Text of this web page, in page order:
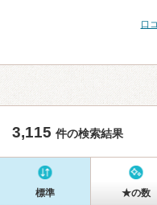
口
3,115 件の検索結果
標準 ★の数